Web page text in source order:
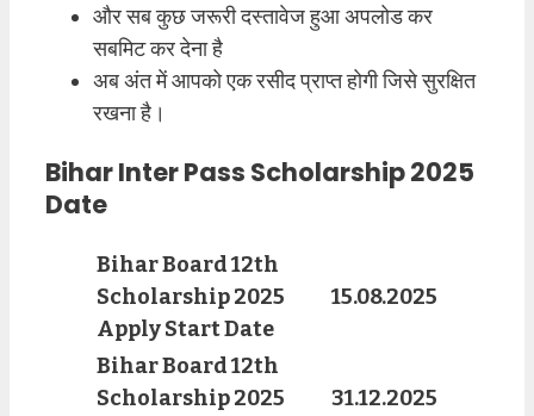
और सब कुछ जरूरी दस्तावेज हुआ अपलोड कर
सबमिट कर देना है
अब अंत में आपको एक रसीद प्राप्त होगी जिसे सुरक्षित
रखना है।
Bihar Inter Pass Scholarship 2025
Date
Bihar Board 12th
Scholarship 2025
Apply Start Date
15.08.2025
Bihar Board 12th
Scholarship 2025
31.12.2025